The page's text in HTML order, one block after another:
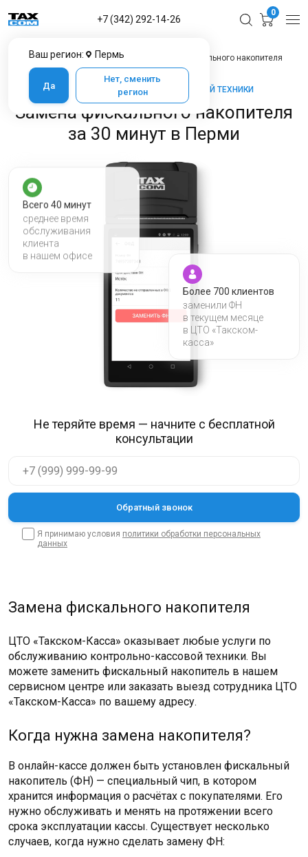
Ваш регион: Пермь
Да
Нет, сменить
регион
+7 (342) 292-14-26
0
Главная Услуги ЦТО в Перми Замена фискального накопителя
ТАКСКОМ-КАССА — МАРКЕТ КАССОВОЙ ТЕХНИКИ
Замена фискального накопителя
за 30 минут в Перми
Не теряйте время — начните с бесплатной
консультации
Я принимаю условия политики обработки персональных
данных
Всего 40 минут
среднее время
обслуживания
клиента
в нашем офисе
Более 700 клиентов
заменили ФН
в текущем месяце
в ЦТО «Такском-
касса»
Замена фискального накопителя
ЦТО «Такском-Касса» оказывает любые услуги по
обслуживанию контрольно-кассовой техники. Вы
можете заменить фискальный накопитель в нашем
сервисном центре или заказать выезд сотрудника ЦТО
«Такском-Касса» по вашему адресу.
Когда нужна замена накопителя?
В онлайн-кассе должен быть установлен фискальный
накопитель (ФН) — специальный чип, в котором
хранится информация о расчётах с покупателями. Его
нужно обслуживать и менять на протяжении всего
срока эксплуатации кассы. Существует несколько
случаев, когда нужно сделать замену ФН: